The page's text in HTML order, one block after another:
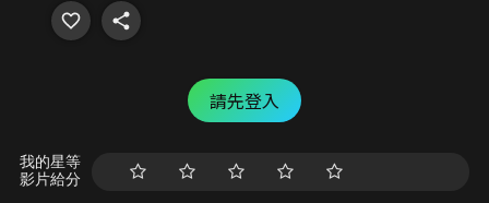
請先登入
我的星等
影片給分